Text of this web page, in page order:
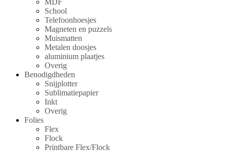
School
Telefoonhoesjes
Magneten en puzzels
Muismatten
Metalen doosjes
aluminium plaatjes
Overig
Benodigdheden
Snijplotter
Sublimatiepapier
Inkt
Overig
Folies
Flex
Flock
Printbare Flex/Flock